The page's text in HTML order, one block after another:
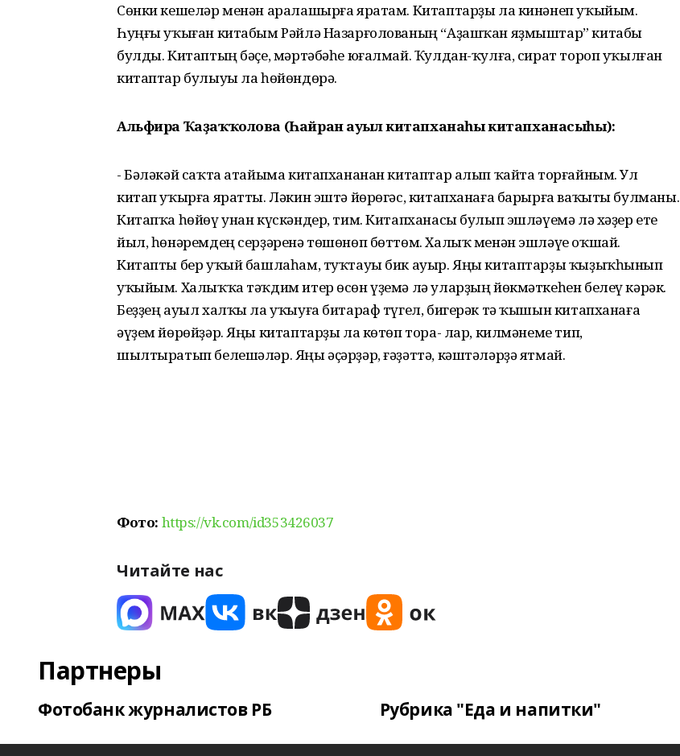
Сөнки кешеләр менән аралашырға яратам. Китаптарҙы ла кинәнеп уҡыйым.
Һуңғы уҡыған китабым Рәйлә Назарғолованың “Аҙашҡан яҙмыштар” китабы
булды. Китаптың бәҫе, мәртәбәһе юғалмай. Ҡулдан-ҡулға, сират тороп уҡылған
китаптар булыуы ла һөйөндөрә.
Альфира Ҡаҙаҡҡолова (Һайран ауыл китапханаһы китапханасыһы):
- Бәләкәй саҡта атайыма китапхананан китаптар алып ҡайта торғайным. Ул
китап уҡырға яратты. Ләкин эштә йөрөгәс, китапханаға барырға ваҡыты булманы.
Китапҡа һөйөү унан күскәндер, тим. Китапханасы булып эшләүемә лә хәҙер ете
йыл, һөнәремдең серҙәренә төшөнөп бөттөм. Халыҡ менән эшләүе оҡшай.
Китапты бер уҡый башлаһам, туҡтауы бик ауыр. Яңы китаптарҙы ҡыҙыҡһынып
уҡыйым. Халыҡҡа тәҡдим итер өсөн үҙемә лә уларҙың йөкмәткеһен белеү кәрәк.
Беҙҙең ауыл халҡы ла уҡыуға битараф түгел, бигерәк тә ҡышын китапханаға
әүҙем йөрөйҙәр. Яңы китаптарҙы ла көтөп тора- лар, килмәнеме тип,
шылтыратып белешәләр. Яңы әҫәрҙәр, ғәҙәттә, кәштәләрҙә ятмай.
Фото: https://vk.com/id353426037
Читайте нас
Партнеры
Фотобанк журналистов РБ Рубрика "Еда и напитки"